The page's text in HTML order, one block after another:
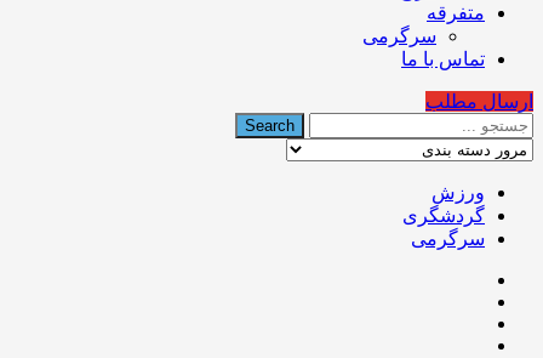
متفرقه
سرگرمی
تماس با ما
ارسال مطلب
ورزش
گردشگری
سرگرمی